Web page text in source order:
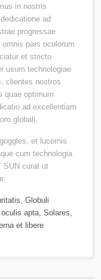
in nostris
ad
progressae
pars oculorum
et stricto
usum technologiae
clientes nostros
quae optimum
ad excellentiam
globali.
et lucernis
cum technologia
SUN curat ut
, Globuli
apta, Solares,
et libere